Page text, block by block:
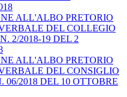
ALL'ALBO PRETORIO
DEL COLLEGIO
2/2018-19 DEL 2
ALL'ALBO PRETORIO
DEL CONSIGLIO
06/2018 DEL 10 OTTOBRE